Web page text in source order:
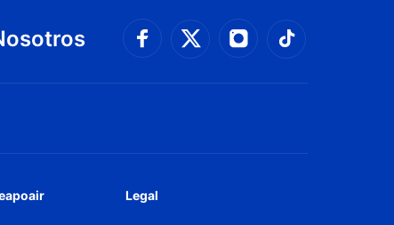
Conéctate con
Conéctate con
Connect with
Legal